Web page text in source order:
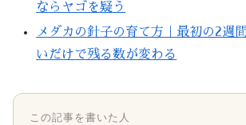
ならヤゴを疑う
メダカの針子の育て方｜最初の2週
いだけで残る数が変わる
この記事を書いた人